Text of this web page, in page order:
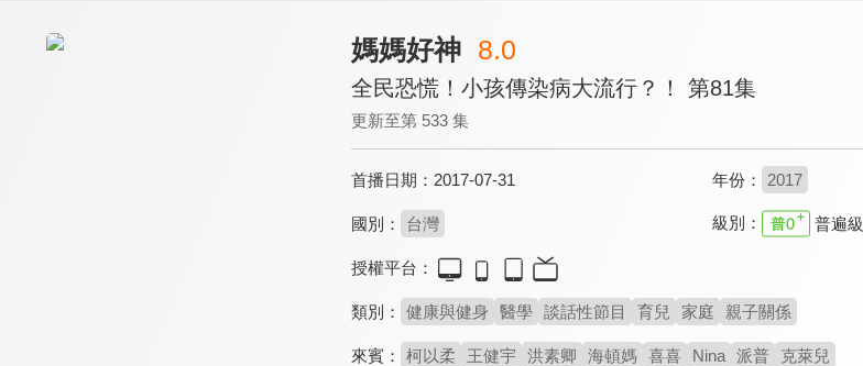
媽媽好神 8.0
全民恐慌！小孩傳染病大流行？！ 第81集
更新至第 533 集
首播日期： 2017-07-31 年份： 2017
國別： 台灣 級別： 普遍級
授權平台：
類別： 健康與健身 醫學 談話性節目 育兒 家庭 親子關係
來賓： 柯以柔 王健宇 洪素卿 海頓媽 喜喜 Nina 派普 克萊兒